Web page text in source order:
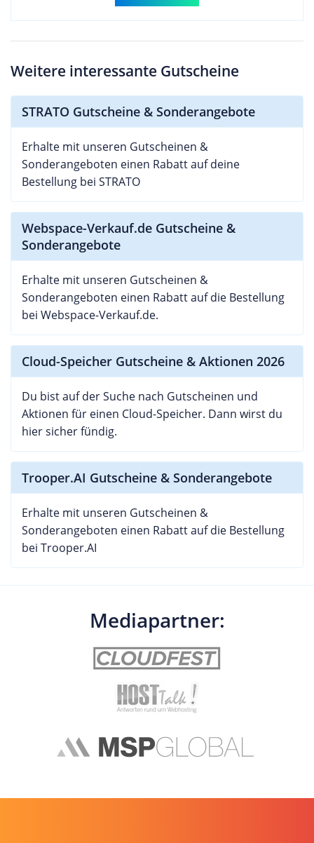
Weitere interessante Gutscheine
STRATO Gutscheine & Sonderangebote
Erhalte mit unseren Gutscheinen &
Sonderangeboten einen Rabatt auf deine
Bestellung bei STRATO
Webspace-Verkauf.de Gutscheine &
Sonderangebote
Erhalte mit unseren Gutscheinen &
Sonderangeboten einen Rabatt auf die Bestellung
bei Webspace-Verkauf.de.
Cloud-Speicher Gutscheine & Aktionen 2026
Du bist auf der Suche nach Gutscheinen und
Aktionen für einen Cloud-Speicher. Dann wirst du
hier sicher fündig.
Trooper.AI Gutscheine & Sonderangebote
Erhalte mit unseren Gutscheinen &
Sonderangeboten einen Rabatt auf die Bestellung
bei Trooper.AI
Mediapartner: